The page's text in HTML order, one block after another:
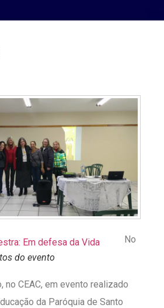
do evento
No
no CEAC, em evento realizado
da Paróquia de Santo